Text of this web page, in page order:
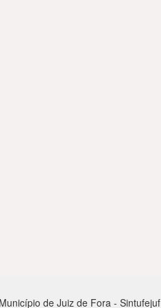
de Juiz de Fora - Sintufejuf